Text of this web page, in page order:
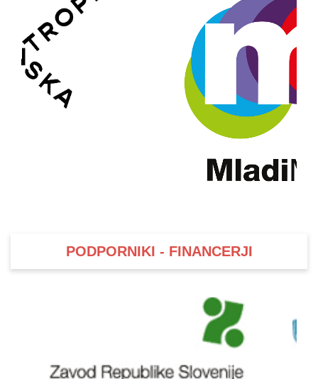
PODPORNIKI - FINANCERJI